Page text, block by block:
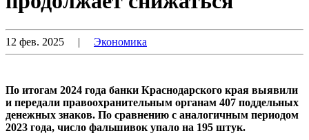
12 фев. 2025 | Экономика
По итогам 2024 года банки Краснодарского края выявили
и передали правоохранительным органам 407 поддельных
денежных знаков. По сравнению с аналогичным периодом
2023 года, число фальшивок упало на 195 штук.